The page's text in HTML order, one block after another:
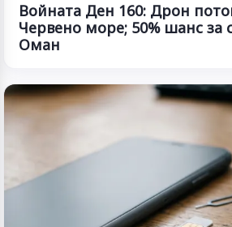
Войната Ден 160: Дрон
Червено море; 50% шанс за
Оман